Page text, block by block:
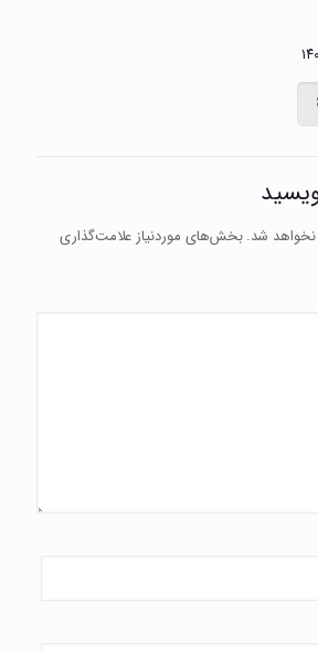
نخواهد شد. بخش‌های موردنیاز علامت‌گذاری